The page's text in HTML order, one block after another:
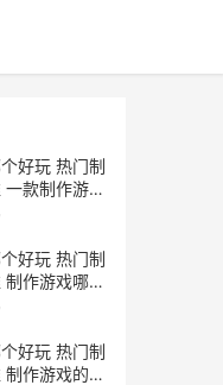
好玩 热门制
款制作游戏
好玩 热门制
作游戏哪个
好玩 热门制
作游戏的软